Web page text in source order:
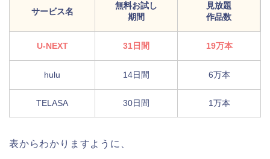
サービス名
無料お試し
期間
見放題
作品数
U-NEXT 31日間 19万本
hulu 14日間 6万本
TELASA 30日間 1万本
表からわかりますように、